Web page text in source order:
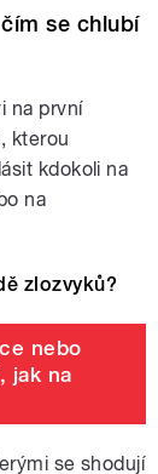
se chlubí
na první
kterou
kdokoli na
na
zlozvyků?
nebo
jak na
se shodují